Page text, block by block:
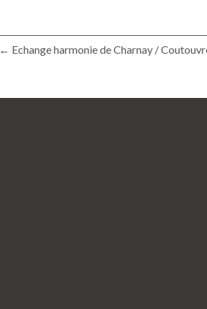
← Echange harmonie de Charnay /